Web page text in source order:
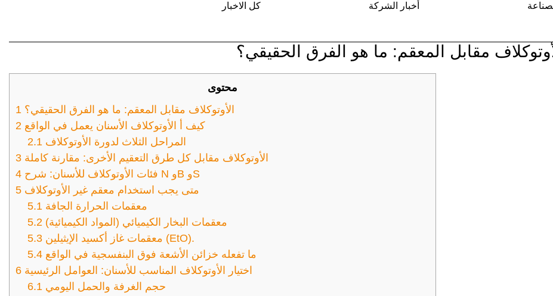
كل الاخبار أخبار الشركة
مقابل المعقم: ما هو الفرق الحقيقي؟
محتوى
1 الأوتوكلاف مقابل المعقم: ما هو الفرق الحقيقي؟
2 كيف أ الأوتوكلاف الأسنان يعمل في الواقع
2.1 المراحل الثلاث لدورة الأوتوكلاف
3 الأوتوكلاف مقابل كل طرق التعقيم الأخرى: مقارنة كاملة
4
فئات الأوتوكلاف للأسنان: شرح N وB وS
5 متى يجب استخدام معقم غير الأوتوكلاف
5.1 معقمات الحرارة الجافة
5.2 معقمات البخار الكيميائي (المواد الكيميائية)
5.3
معقمات غاز أكسيد الإيثيلين (EtO).
5.4 ما تفعله خزائن الأشعة فوق البنفسجية في الواقع
6 اختيار الأوتوكلاف المناسب للأسنان: العوامل الرئيسية
6.1 حجم الغرفة والحمل اليومي